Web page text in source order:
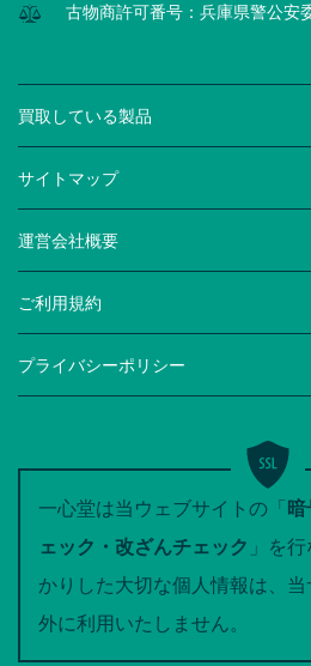
古物商許可番号：兵庫県警公
買取している製品
サイトマップ
運営会社概要
ご利用規約
プライバシーポリシー
一心堂は当ウェブサイトの「
ェック・改ざんチェック 」を
かりした大切な個人情報は、
外に利用いたしません。